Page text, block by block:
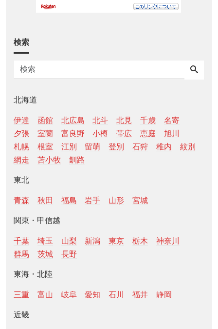
検索
北海道
伊達 函館 北広島 北斗 北見 千歳
名寄
夕張
室蘭 富良野 小樽 帯広 恵庭
旭川
札幌
根室 江別 留萌 登別 石狩 稚内
紋別
網走
苫小牧 釧路
東北
青森 秋田 福島 岩手 山形 宮城
関東・甲信越
千葉 埼玉 山梨 新潟 東京 栃木
神奈川
群馬
茨城 長野
東海・北陸
三重 富山 岐阜 愛知 石川 福井 静岡
近畿